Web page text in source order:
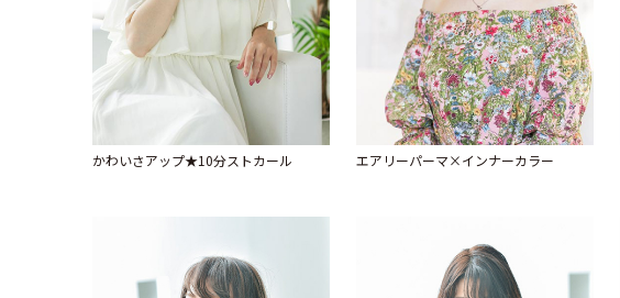
かわいさアップ★10分ストカール エアリーパーマ×インナーカラー